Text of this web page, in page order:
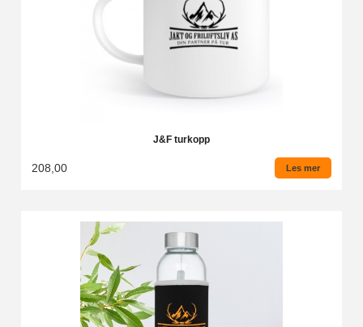
J&F turkopp
208,00 Les mer